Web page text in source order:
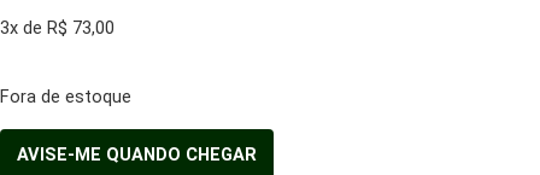
3x de R$ 73,00
Fora de estoque